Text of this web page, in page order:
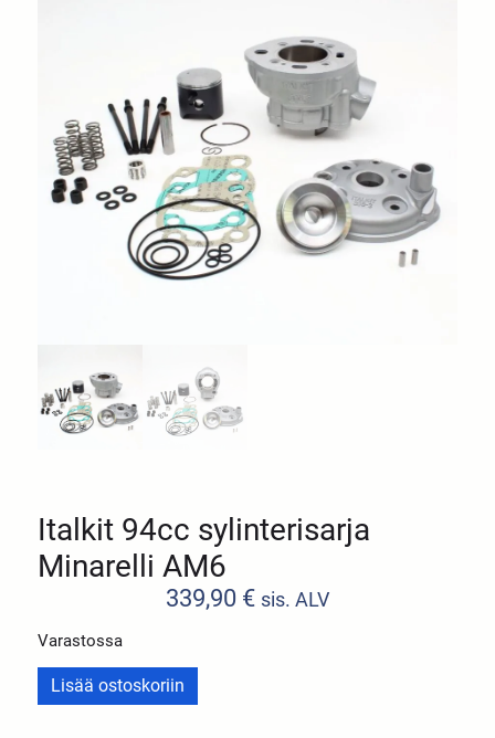
Italkit 94cc sylinterisarja
Minarelli AM6
339,90 € sis. ALV
Varastossa
Lisää ostoskoriin